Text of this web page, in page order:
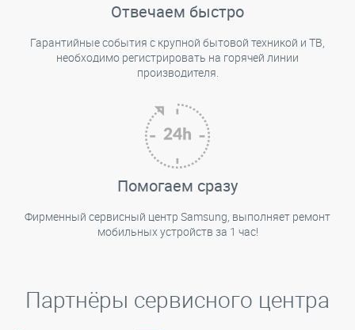
Отвечаем быстро
Гарантийные события с крупной бытовой техникой и ТВ,
необходимо регистрировать на горячей линии
производителя.
Помогаем сразу
Фирменный сервисный центр Samsung, выполняет ремонт
мобильных устройств за 1 час!
Партнёры сервисного центра